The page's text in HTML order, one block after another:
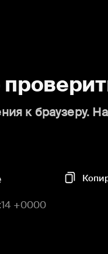
к браузеру.
+0000